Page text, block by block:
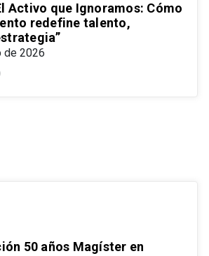
Activo que Ignoramos: Cómo
redefine talento,
de 2026
50 años Magíster en